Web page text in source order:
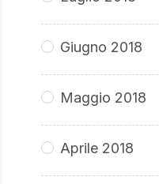
Giugno 2018
Maggio 2018
Aprile 2018